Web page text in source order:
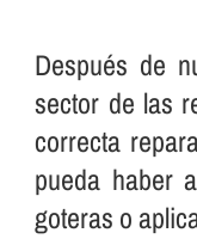
Después de
sector de las
correcta
pueda haber
goteras o